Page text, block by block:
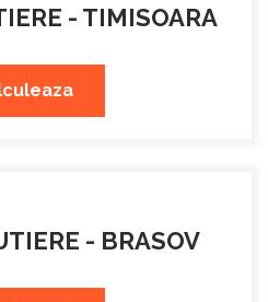
- TIMISOARA
- BRASOV